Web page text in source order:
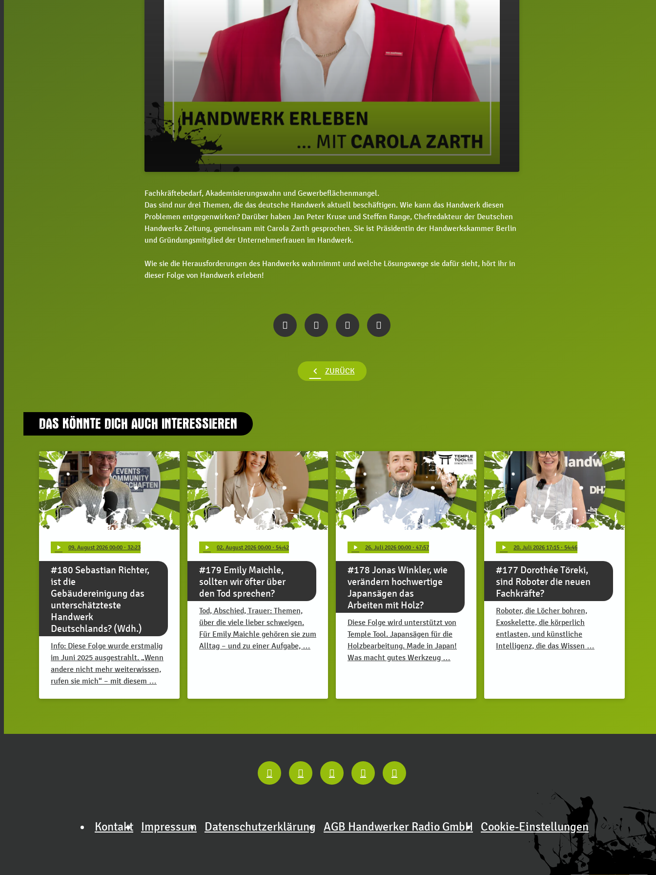
play_arrow Herausforderungen?
Fachkräftebedarf, Akademisierungswahn und Gewerbeflächenmangel.
Das sind nur drei Themen, die das deutsche Handwerk aktuell beschäftigen. Wie kann das Handwerk diesen
Problemen entgegenwirken? Darüber haben Jan Peter Kruse und Steffen Range, Chefredakteur der Deutschen
Handwerks Zeitung, gemeinsam mit Carola Zarth gesprochen. Sie ist Präsidentin der Handwerkskammer Berlin
und Gründungsmitglied der Unternehmerfrauen im Handwerk.
Wie sie die Herausforderungen des Handwerks wahrnimmt und welche Lösungswege sie dafür sieht, hört ihr in
dieser Folge von Handwerk erleben!
chevron_left ZURÜCK
DAS KÖNNTE DICH AUCH INTERESSIEREN
play_arrow 09. August 2026 00:00 · 32:23
#180 Sebastian Richter,
ist die
Gebäudereinigung das
unterschätzteste
Handwerk
Deutschlands? (Wdh.)
Info: Diese Folge wurde erstmalig
im Juni 2025 ausgestrahlt. „Wenn
andere nicht mehr weiterwissen,
rufen sie mich“ – mit diesem …
play_arrow 02. August 2026 00:00 · 54:42
#179 Emily Maichle,
sollten wir öfter über
den Tod sprechen?
Tod, Abschied, Trauer: Themen,
über die viele lieber schweigen.
Für Emily Maichle gehören sie zum
Alltag – und zu einer Aufgabe, …
play_arrow 26. Juli 2026 00:00 · 47:57
#178 Jonas Winkler, wie
verändern hochwertige
Japansägen das
Arbeiten mit Holz?
Diese Folge wird unterstützt von
Temple Tool. Japansägen für die
Holzbearbeitung. Made in Japan!
Was macht gutes Werkzeug …
play_arrow 20. Juli 2026 17:15 · 54:46
#177 Dorothée Töreki,
sind Roboter die neuen
Fachkräfte?
Roboter, die Löcher bohren,
Exoskelette, die körperlich
entlasten, und künstliche
Intelligenz, die das Wissen …
Kontakt Impressum Datenschutzerklärung AGB Handwerker Radio GmbH Cookie-Einstellungen